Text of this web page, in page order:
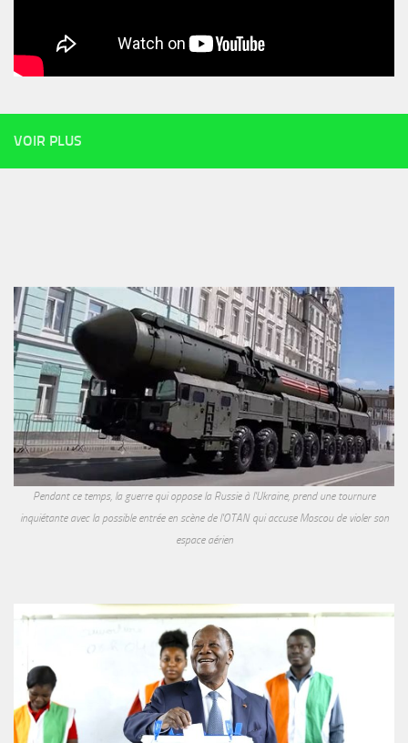
VOIR PLUS
Pendant ce temps, la guerre qui oppose la Russie à l'Ukraine, prend une tournure
inquiétante avec la possible entrée en scène de l'OTAN qui accuse Moscou de violer son
espace aérien